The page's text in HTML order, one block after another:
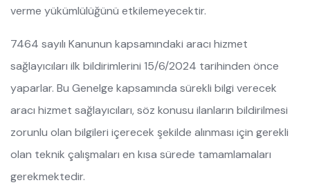
verme yükümlülüğünü etkilemeyecektir.
7464 sayılı Kanunun kapsamındaki aracı hizmet
sağlayıcıları ilk bildirimlerini 15/6/2024 tarihinden önce
yaparlar. Bu Genelge kapsamında sürekli bilgi verecek
aracı hizmet sağlayıcıları, söz konusu ilanların bildirilmesi
zorunlu olan bilgileri içerecek şekilde alınması için gerekli
olan teknik çalışmaları en kısa sürede tamamlamaları
gerekmektedir.